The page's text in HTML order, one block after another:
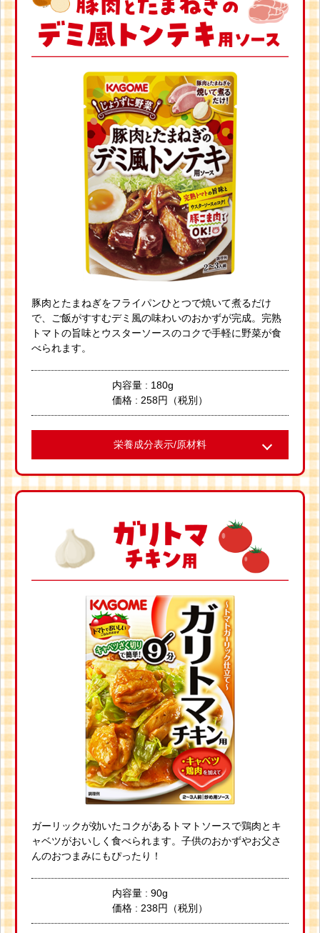
豚肉とたまねぎをフライパンひとつで焼いて煮るだけ
で、ご飯がすすむデミ風の味わいのおかずが完成。完熟
トマトの旨味とウスターソースのコクで手軽に野菜が食
べられます。
内容量 : 180g
価格 : 258円（税別）
栄養成分表示/原材料
●栄養成分表示(1袋/ 180g当たり)
●分析による推定値エネルギー 142kcal 脂質 3.5g 食塩相当量
分、牛肉、大豆、りんご
●原材料名:トマト(輸入)、ウスターソース、砂糖、りんご、た
まねぎ、食塩、ビーフエキス調味料、にんにく、マーガリ
ン、ローストオニオンペースト、 食用植物油脂、醸造酢、香
豆・りんごを含む
ガーリックが効いたコクがあるトマトソースで鶏肉とキ
ャベツがおいしく食べられます。子供のおかずやお父さ
んのおつまみにもぴったり！
内容量 : 90g
価格 : 238円（税別）